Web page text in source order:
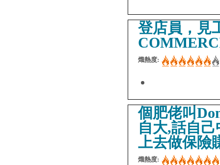
登店員，見
熾熱度:
個肥佬叫
自大,話自
上去做保險
熾熱度: